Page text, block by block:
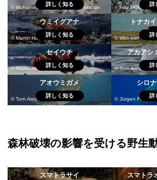
© Muhammad Osama / WWF-Pakistan
詳しく知る
© Fritz Pölking /
詳
© Martin Harvey / WWF
ウミイグアナ
詳しく知る
© Wim van Passel
トナカ
詳
© Martin Harvey / WWF
セイウチ
詳しく知る
© Tom Arnbom /
アカアシ
詳
© Tom Arnbom / WWF-Sweden
アオウミガメ
詳しく知る
© Jürgen Freund
シロ
詳
森林破壊の影響を受ける野生
スマトラサイ スマトラ